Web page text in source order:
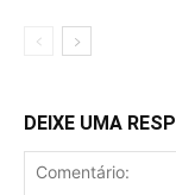
DEIXE UMA